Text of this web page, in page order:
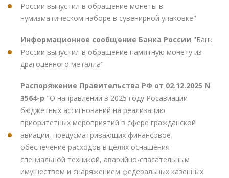
России выпустил в обращение монеты в
нумизматическом наборе в сувенирной упаковке"
Информационное сообщение Банка России "Банк
России выпустил в обращение памятную монету из
драгоценного металла"
Распоряжение Правительства РФ от 02.12.2025 N
3564-р "О направлении в 2025 году Росавиации
бюджетных ассигнований на реализацию
приоритетных мероприятий в сфере гражданской
авиации, предусматривающих финансовое
обеспечение расходов в целях оснащения
специальной техникой, аварийно-спасательным
имуществом и снаряжением федеральных казенных